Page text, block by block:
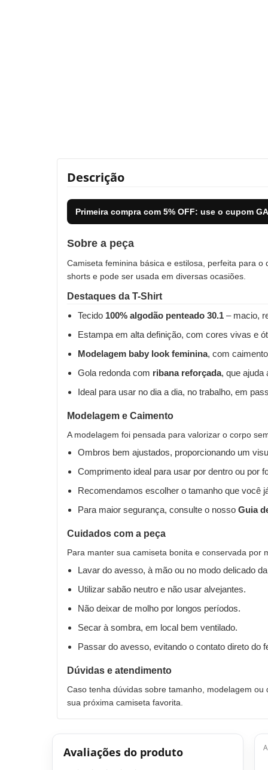
Descrição
Primeira compra com 5% OFF: use o cupom
Sobre a peça
Camiseta feminina básica e estilosa, perfeita para
shorts e pode ser usada em diversas ocasiões.
Destaques da T-Shirt
Tecido 100% algodão penteado 30.1 – macio,
Estampa em alta definição, com cores vivas e
Modelagem baby look feminina, com
Gola redonda com ribana reforçada, que ajuda
Ideal para usar no dia a dia, no trabalho, em
Modelagem e Caimento
A modelagem foi pensada para valorizar o corpo
Ombros bem ajustados, proporcionando um
Comprimento ideal para usar por dentro ou por
Recomendamos escolher o tamanho que você
Para maior segurança, consulte o nosso Guia
Cuidados com a peça
Para manter sua camiseta bonita e conservada por
Lavar do avesso, à mão ou no modo delicado
Utilizar sabão neutro e não usar alvejantes.
Não deixar de molho por longos períodos.
Secar à sombra, em local bem ventilado.
Passar do avesso, evitando o contato direto do
Dúvidas e atendimento
Caso tenha dúvidas sobre tamanho, modelagem
sua próxima camiseta favorita.
Avaliações do produto